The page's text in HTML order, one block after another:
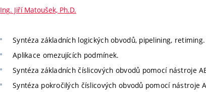
Ing. Jiří Matoušek, Ph.D.
Syntéza základních logických obvodů, pipelining, retiming.
Aplikace omezujících podmínek.
Syntéza základních číslicových obvodů pomocí nástroje
Syntéza pokročilých číslicových obvodů pomocí nástroje